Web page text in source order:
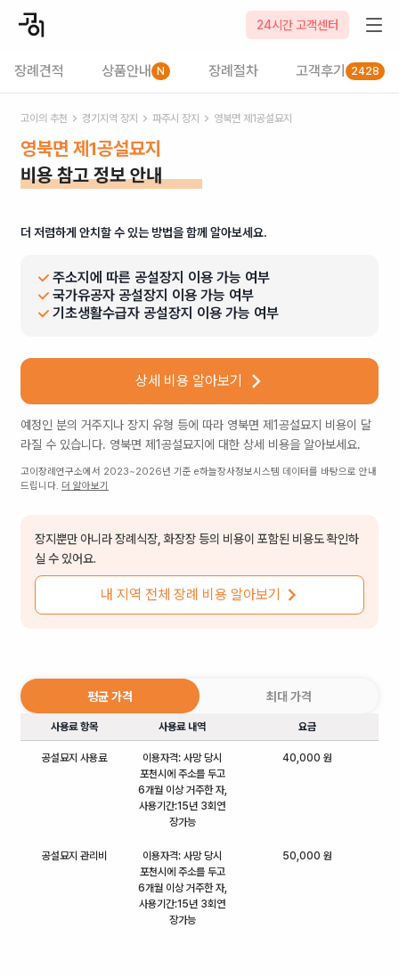
24시간 고객센터
장례견적 상품안내 N 장례절차 고객후기 2428
고이의 추천 경기 지역 장지 파주시 장지 영북면 제1공설묘지
영북면 제1공설묘지
비용 참고 정보 안내
더 저렴하게 안치할 수 있는 방법을 함께 알아보세요.
주소지에 따른 공설장지 이용 가능 여부
국가유공자 공설장지 이용 가능 여부
기초생활수급자 공설장지 이용 가능 여부
상세 비용 알아보기
예정인 분의 거주지나 장지 유형 등에 따라 영북면 제1공설묘지 비용이 달
라질 수 있습니다. 영북면 제1공설묘지 에 대한 상세 비용을 알아보세요.
고이장례연구소에서 2023~2026년 기준 e하늘장사정보시스템 데이터를 바탕으로 안내
드립니다. 더 알아보기
장지뿐만 아니라 장례식장, 화장장 등의 비용이 포함된 비용도 확인하
실 수 있어요.
내 지역 전체 장례 비용 알아보기
평균 가격 최대 가격
사용료 항목 사용료 내역 요금
공설묘지 사용료
이용자격: 사망 당시
포천시에 주소를 두고
6개월 이상 거주한 자,
사용기간:15년 3회연
장가능
40,000 원
공설묘지 관리비
이용자격: 사망 당시
포천시에 주소를 두고
6개월 이상 거주한 자,
사용기간:15년 3회연
장가능
50,000 원